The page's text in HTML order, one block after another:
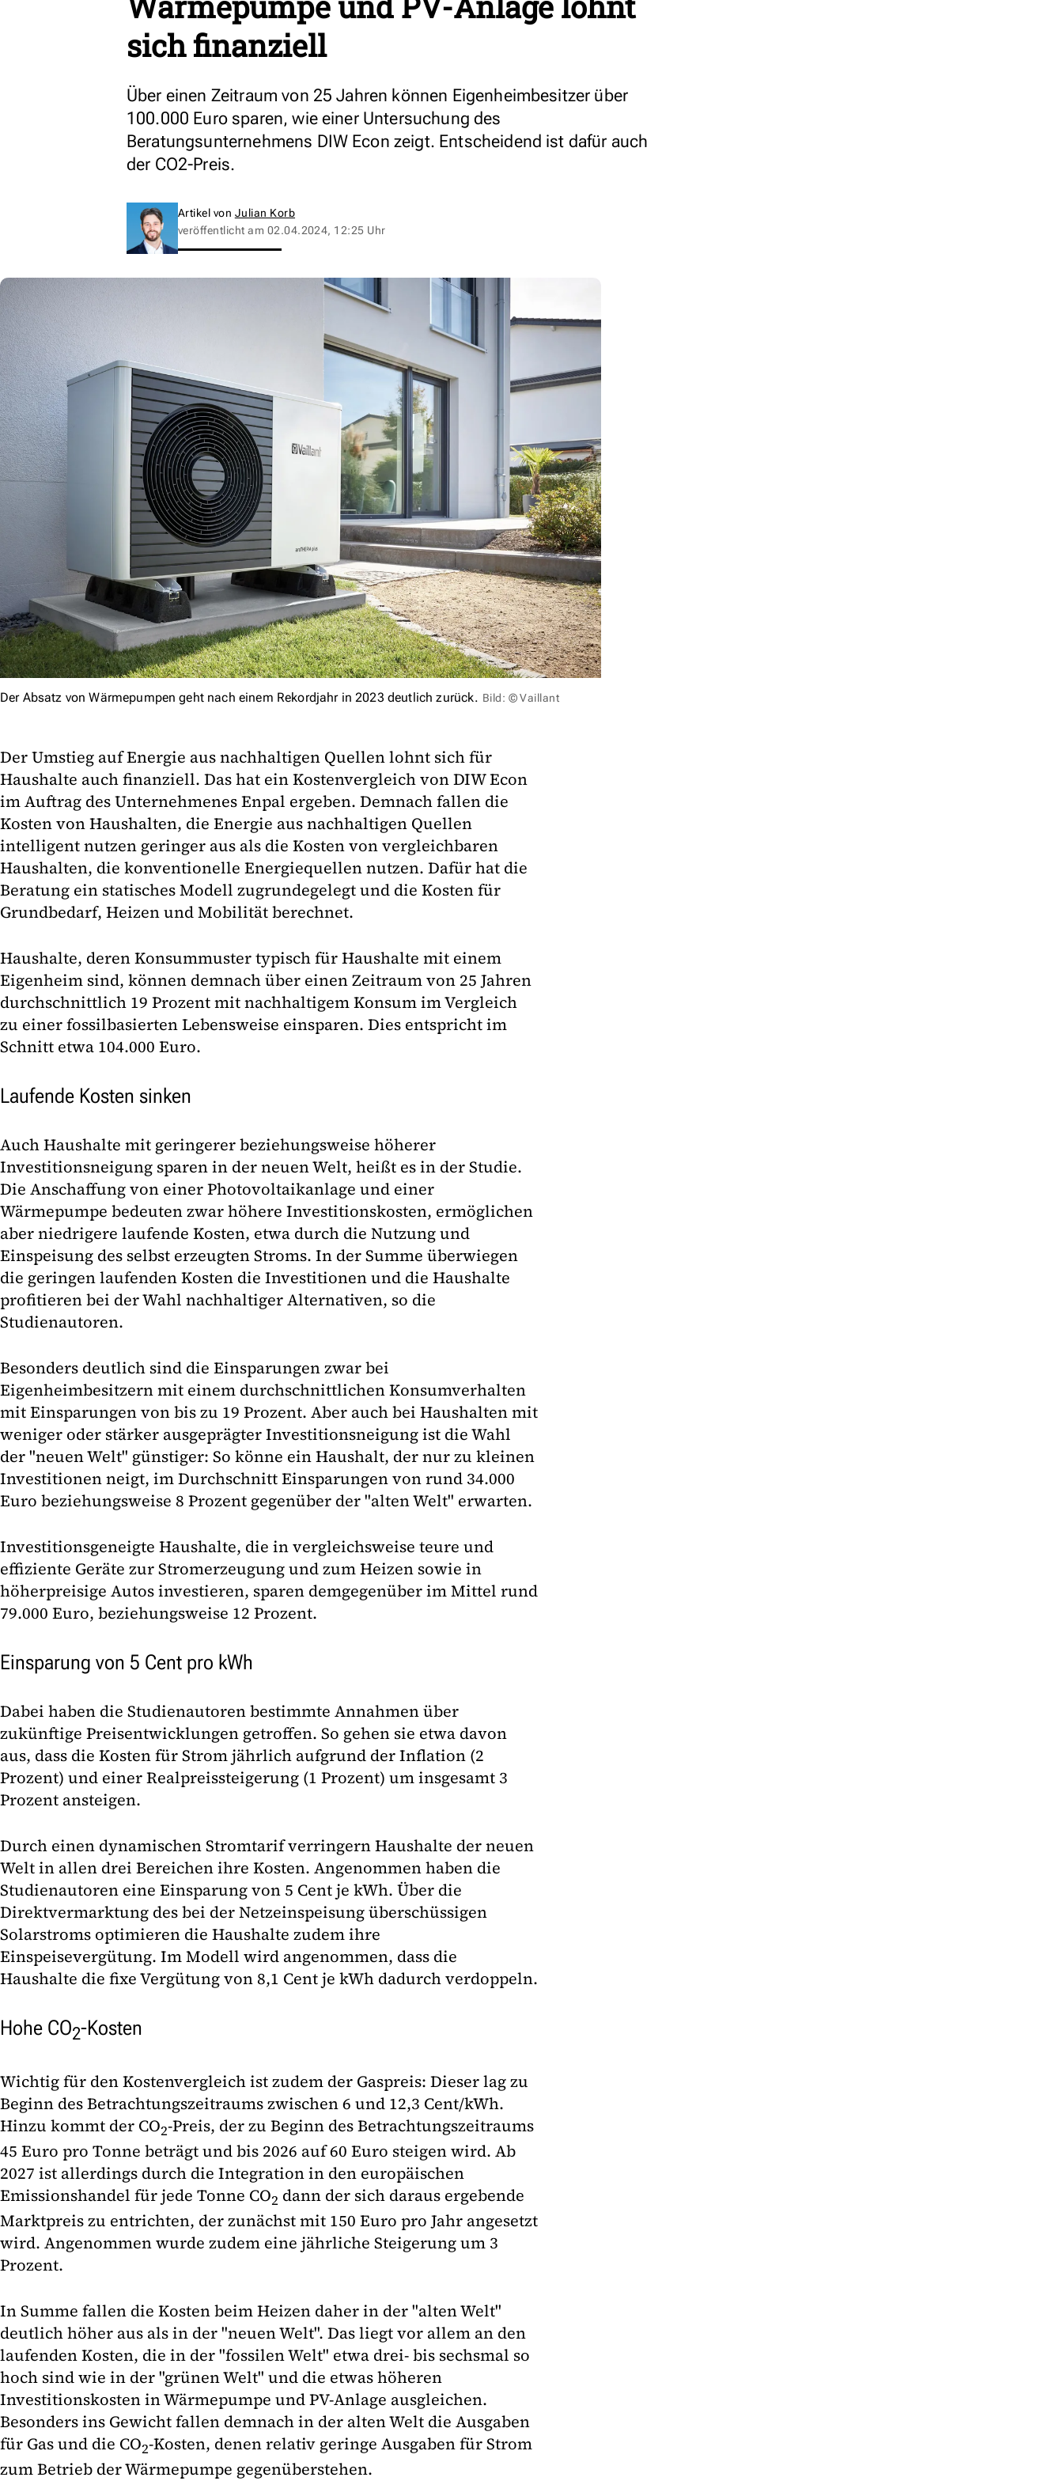
sich finanziell
Über einen Zeitraum von 25 Jahren können Eigenheimbesitzer über
100.000 Euro sparen, wie einer Untersuchung des
Beratungsunternehmens DIW Econ zeigt. Entscheidend ist dafür auch
der CO2-Preis.
Artikel von Julian Korb
veröffentlicht am 02.04.2024, 12:25 Uhr
Der Absatz von Wärmepumpen geht nach einem Rekordjahr in 2023 deutlich zurück. Bild: © Vaillant
Der Umstieg auf Energie aus nachhaltigen Quellen lohnt sich für
Haushalte auch finanziell. Das hat ein Kostenvergleich von DIW Econ
im Auftrag des Unternehmenes Enpal ergeben. Demnach fallen die
Kosten von Haushalten, die Energie aus nachhaltigen Quellen
intelligent nutzen geringer aus als die Kosten von vergleichbaren
Haushalten, die konventionelle Energiequellen nutzen. Dafür hat die
Beratung ein statisches Modell zugrundegelegt und die Kosten für
Grundbedarf, Heizen und Mobilität berechnet.
Haushalte, deren Konsummuster typisch für Haushalte mit einem
Eigenheim sind, können demnach über einen Zeitraum von 25 Jahren
durchschnittlich 19 Prozent mit nachhaltigem Konsum im Vergleich
zu einer fossilbasierten Lebensweise einsparen. Dies entspricht im
Schnitt etwa 104.000 Euro.
Laufende Kosten sinken
Auch Haushalte mit geringerer beziehungsweise höherer
Investitionsneigung sparen in der neuen Welt, heißt es in der Studie.
Die Anschaffung von einer Photovoltaikanlage und einer
Wärmepumpe bedeuten zwar höhere Investitionskosten, ermöglichen
aber niedrigere laufende Kosten, etwa durch die Nutzung und
Einspeisung des selbst erzeugten Stroms. In der Summe überwiegen
die geringen laufenden Kosten die Investitionen und die Haushalte
profitieren bei der Wahl nachhaltiger Alternativen, so die
Studienautoren.
Besonders deutlich sind die Einsparungen zwar bei
Eigenheimbesitzern mit einem durchschnittlichen Konsumverhalten
mit Einsparungen von bis zu 19 Prozent. Aber auch bei Haushalten mit
weniger oder stärker ausgeprägter Investitionsneigung ist die Wahl
der "neuen Welt" günstiger: So könne ein Haushalt, der nur zu kleinen
Investitionen neigt, im Durchschnitt Einsparungen von rund 34.000
Euro beziehungsweise 8 Prozent gegenüber der "alten Welt" erwarten.
Investitionsgeneigte Haushalte, die in vergleichsweise teure und
effiziente Geräte zur Stromerzeugung und zum Heizen sowie in
höherpreisige Autos investieren, sparen demgegenüber im Mittel rund
79.000 Euro, beziehungsweise 12 Prozent.
Einsparung von 5 Cent pro kWh
Dabei haben die Studienautoren bestimmte Annahmen über
zukünftige Preisentwicklungen getroffen. So gehen sie etwa davon
aus, dass die Kosten für Strom jährlich aufgrund der Inflation (2
Prozent) und einer Realpreissteigerung (1 Prozent) um insgesamt 3
Prozent ansteigen.
Durch einen dynamischen Stromtarif verringern Haushalte der neuen
Welt in allen drei Bereichen ihre Kosten. Angenommen haben die
Studienautoren eine Einsparung von 5 Cent je kWh. Über die
Direktvermarktung des bei der Netzeinspeisung überschüssigen
Solarstroms optimieren die Haushalte zudem ihre
Einspeisevergütung. Im Modell wird angenommen, dass die
Haushalte die fixe Vergütung von 8,1 Cent je kWh dadurch verdoppeln.
Hohe CO2-Kosten
Wichtig für den Kostenvergleich ist zudem der Gaspreis: Dieser lag zu
Beginn des Betrachtungszeitraums zwischen 6 und 12,3 Cent/kWh.
Hinzu kommt der CO2-Preis, der zu Beginn des Betrachtungszeitraums
45 Euro pro Tonne beträgt und bis 2026 auf 60 Euro steigen wird. Ab
2027 ist allerdings durch die Integration in den europäischen
Emissionshandel für jede Tonne CO2 dann der sich daraus ergebende
Marktpreis zu entrichten, der zunächst mit 150 Euro pro Jahr angesetzt
wird. Angenommen wurde zudem eine jährliche Steigerung um 3
Prozent.
In Summe fallen die Kosten beim Heizen daher in der "alten Welt"
deutlich höher aus als in der "neuen Welt". Das liegt vor allem an den
laufenden Kosten, die in der "fossilen Welt" etwa drei- bis sechsmal so
hoch sind wie in der "grünen Welt" und die etwas höheren
Investitionskosten in Wärmepumpe und PV-Anlage ausgleichen.
Besonders ins Gewicht fallen demnach in der alten Welt die Ausgaben
für Gas und die CO2-Kosten, denen relativ geringe Ausgaben für Strom
zum Betrieb der Wärmepumpe gegenüberstehen.